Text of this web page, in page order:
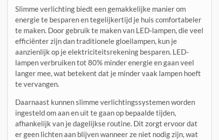
Slimme verlichting biedt een gemakkelijke manier om
energie te besparen en tegelijkertijd je huis comfortabeler
te maken. Door gebruik te maken van LED-lampen, die veel
efficiënter zijn dan traditionele gloeilampen, kun je
aanzienlijk op je elektriciteitsrekening besparen. LED-
lampen verbruiken tot 80% minder energie en gaan veel
langer mee, wat betekent dat je minder vaak lampen hoeft
te vervangen.
Daarnaast kunnen slimme verlichtingssystemen worden
ingesteld om aan en uit te gaan op bepaalde tijden,
afhankelijk van je dagelijkse routine. Dit zorgt ervoor dat
er geen lichten aan blijven wanneer ze niet nodig zijn, wat